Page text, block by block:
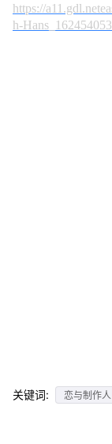
https://
h-
关键词: 恋与制作人